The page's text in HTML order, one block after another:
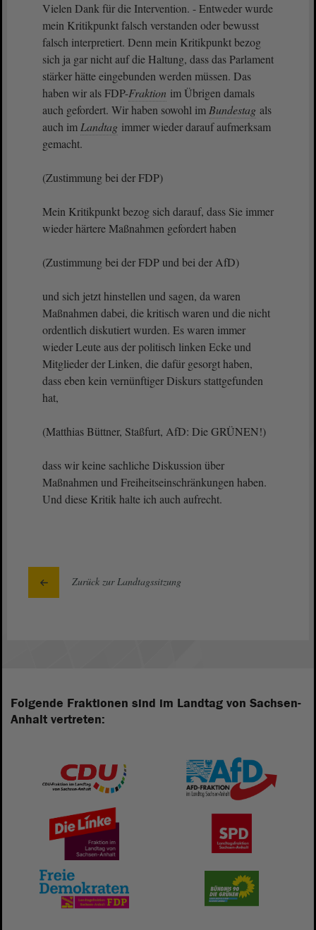
Vielen Dank für die Intervention. - Entweder wurde
mein Kritikpunkt falsch verstanden oder bewusst
falsch interpretiert. Denn mein Kritikpunkt bezog
sich ja gar nicht auf die Haltung, dass das Parlament
stärker hätte eingebunden werden müssen. Das
haben wir als FDP-Fraktion im Übrigen damals
auch gefordert. Wir haben sowohl im Bundestag als
auch im Landtag immer wieder darauf aufmerksam
gemacht.
(Zustimmung bei der FDP)
Mein Kritikpunkt bezog sich darauf, dass Sie immer
wieder härtere Maßnahmen gefordert haben
(Zustimmung bei der FDP und bei der AfD)
und sich jetzt hinstellen und sagen, da waren
Maßnahmen dabei, die kritisch waren und die nicht
ordentlich diskutiert wurden. Es waren immer
wieder Leute aus der politisch linken Ecke und
Mitglieder der Linken, die dafür gesorgt haben,
dass eben kein vernünftiger Diskurs stattgefunden
hat,
(Matthias Büttner, Staßfurt, AfD: Die GRÜNEN!)
dass wir keine sachliche Diskussion über
Maßnahmen und Freiheitseinschränkungen haben.
Und diese Kritik halte ich auch aufrecht.
Zurück zur Landtagssitzung
Folgende Fraktionen sind im Landtag von Sachsen-
Anhalt vertreten: